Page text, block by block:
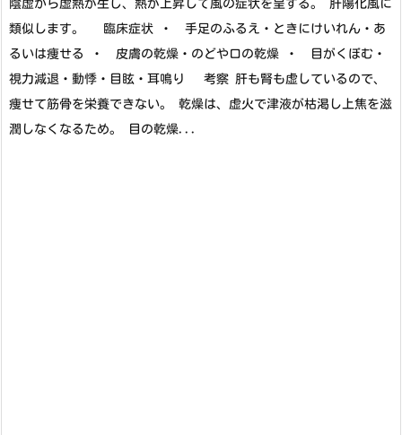
陰虚から虚熱が生じ、熱が上昇して風の症状を呈する。 肝陽化風に
類似します。 臨床症状 ・ 手足のふるえ・ときにけいれん・あ
るいは痩せる ・ 皮膚の乾燥・のどや口の乾燥 ・ 目がくぼむ・
視力減退・動悸・目眩・耳鳴り 考察 肝も腎も虚しているので、
痩せて筋骨を栄養できない。 乾燥は、虚火で津液が枯渇し上焦を滋
潤しなくなるため。 目の乾燥...